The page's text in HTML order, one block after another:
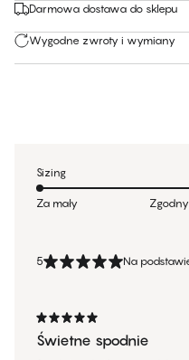
Darmowa dostawa do sklepu
Wygodne zwroty i wymiany
5 Na
Świetne spodnie
Sizing
Za mały